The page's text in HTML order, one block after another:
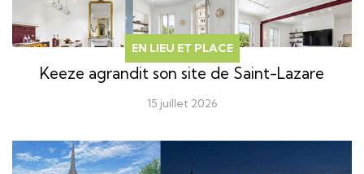
EN LIEU ET PLACE
Keeze agrandit son site de Saint-Lazare
15 juillet 2026